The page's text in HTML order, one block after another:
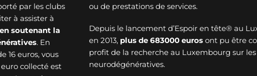
par les clubs
à assister à
soutenant la
. En
16 euros, vous
collecté est
ou de prestations de services.
Depuis le lancement d’Espoir en tête® au
en 2013, plus de 683000 euros ont pu être
profit de la recherche au Luxembourg sur
neurodégénératives.